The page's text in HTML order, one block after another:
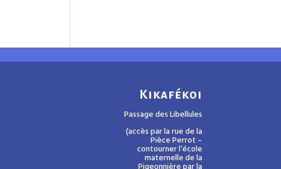
Kikafékoi
Passage des Libellules
(accès par la rue de la
Pièce Perrot –
contourner l’école
maternelle de la